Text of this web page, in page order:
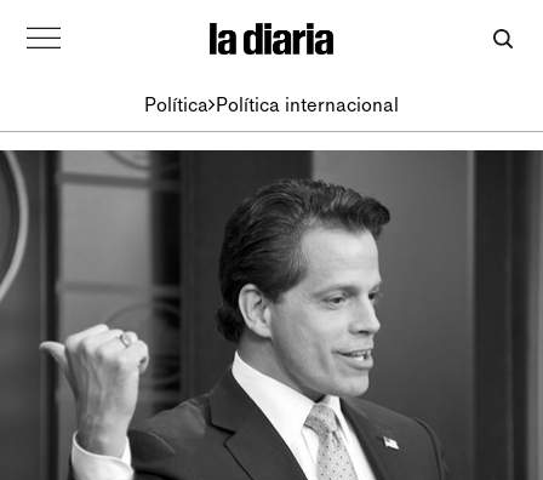
Política Política internacional